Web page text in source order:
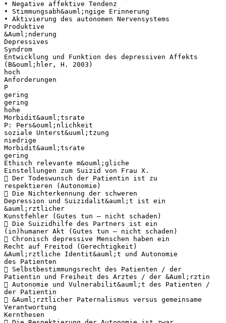
• Negative affektive Tendenz
• Stimmungsabh&auml;ngige Erinnerung
• Aktivierung des autonomen Nervensystems
Produktive
&Auml;nderung
Depressives
Syndrom
Entwicklung und Funktion des depressiven Affekts
(B&ouml;hler, H. 2003)
hoch
Anforderungen
P
gering
gering
hohe
Morbidit&auml;tsrate
P: Pers&ouml;nlichkeit
soziale Unterst&uuml;tzung
niedrige
Morbidit&auml;tsrate
gering
Ethisch relevante m&ouml;gliche
Einstellungen zum Suizid von Frau X.
 Der Todeswunsch der Patientin ist zu
respektieren (Autonomie)
 Die Nichterkennung der schweren
Depression und Suizidalit&auml;t ist ein
&auml;rztlicher
Kunstfehler (Gutes tun – nicht schaden)
 Die Suizidhilfe des Partners ist ein
(in)humaner Akt (Gutes tun – nicht schaden)
 Chronisch depressive Menschen haben ein
Recht auf Freitod (Gerechtigkeit)
&Auml;rztliche Identit&auml;t und Autonomie
des Patienten
 Selbstbestimmungsrecht des Patienten / der
Patientin und Freiheit des Arztes / der &Auml;rztin
 Autonomie und Vulnerabilit&auml;t des Patienten /
der Patientin
 &Auml;rztlicher Paternalismus versus gemeinsame
Verantwortung
Kernthesen